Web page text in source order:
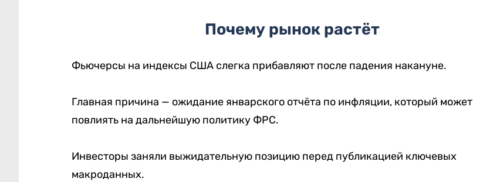
Почему рынок растёт
Фьючерсы на индексы США слегка прибавляют после падения накануне.
Главная причина — ожидание январского отчёта по инфляции, который может
повлиять на дальнейшую политику ФРС.
Инвесторы заняли выжидательную позицию перед публикацией ключевых
макроданных.